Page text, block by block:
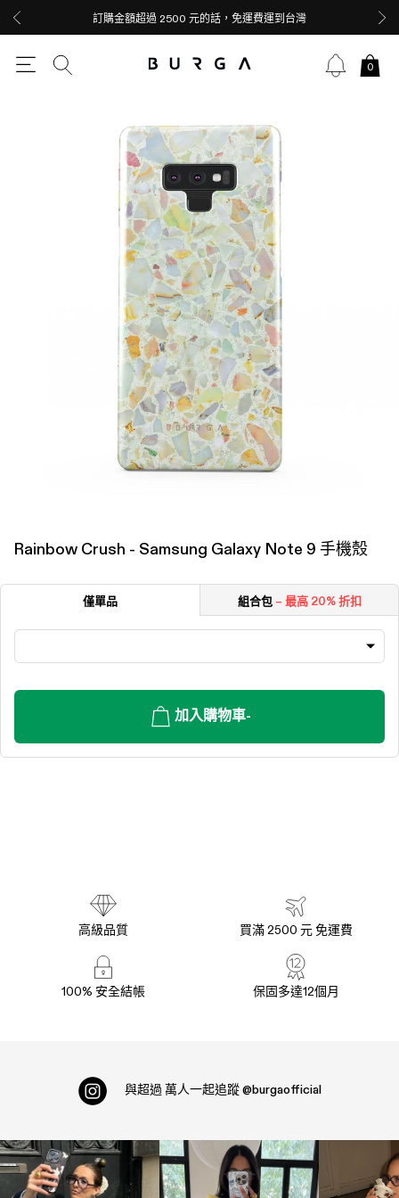
訂購金額超過 2500 元的話，免運費運到台灣
0
Rainbow Crush - Samsung Galaxy Note 9 手機殼
僅單品 組合包 – 最高 20% 折扣
加入購物車-
高級品質 買滿 2500 元 免運費
100% 安全結帳 保固多達12個月
與超過 萬人一起追蹤 @burgaofficial